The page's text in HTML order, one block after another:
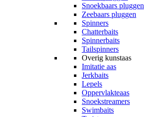
Snoekbaars pluggen
Zeebaars pluggen
Spinners
Chatterbaits
Spinnerbaits
Tailspinners
Overig kunstaas
Imitatie aas
Jerkbaits
Lepels
Oppervlakteaas
Snoekstreamers
Swimbaits